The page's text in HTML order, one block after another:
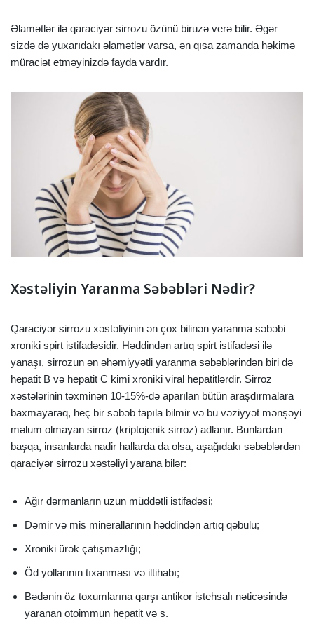
Əlamətlər ilə qaraciyər sirrozu özünü biruzə verə bilir. Əgər
sizdə də yuxarıdakı əlamətlər varsa, ən qısa zamanda həkimə
müraciət etməyinizdə fayda vardır.
Xəstəliyin Yaranma Səbəbləri Nədir?
Qaraciyər sirrozu xəstəliyinin ən çox bilinən yaranma səbəbi
xroniki spirt istifadəsidir. Həddindən artıq spirt istifadəsi ilə
yanaşı, sirrozun ən əhəmiyyətli yaranma səbəblərindən biri də
hepatit B və hepatit C kimi xroniki viral hepatitlərdir. Sirroz
xəstələrinin təxminən 10-15%-də aparılan bütün araşdırmalara
baxmayaraq, heç bir səbəb tapıla bilmir və bu vəziyyət mənşəyi
məlum olmayan sirroz (kriptojenik sirroz) adlanır. Bunlardan
başqa, insanlarda nadir hallarda da olsa, aşağıdakı səbəblərdən
qaraciyər sirrozu xəstəliyi yarana bilər:
Ağır dərmanların uzun müddətli istifadəsi;
Dəmir və mis minerallarının həddindən artıq qəbulu;
Xroniki ürək çatışmazlığı;
Öd yollarının tıxanması və iltihabı;
Bədənin öz toxumlarına qarşı antikor istehsalı nəticəsində
yaranan otoimmun hepatit və s.